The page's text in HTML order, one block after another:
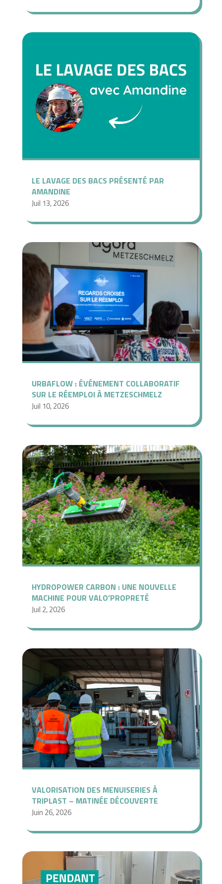
LE LAVAGE DES BACS PRÉSENTÉ PAR
AMANDINE
Juil 13, 2026
URBAFLOW : ÉVÉNEMENT COLLABORATIF
SUR LE RÉEMPLOI À METZESCHMELZ
Juil 10, 2026
HYDROPOWER CARBON : UNE NOUVELLE
MACHINE POUR VALO’PROPRETÉ
Juil 2, 2026
VALORISATION DES MENUISERIES À
TRIPLAST – MATINÉE DÉCOUVERTE
Juin 26, 2026